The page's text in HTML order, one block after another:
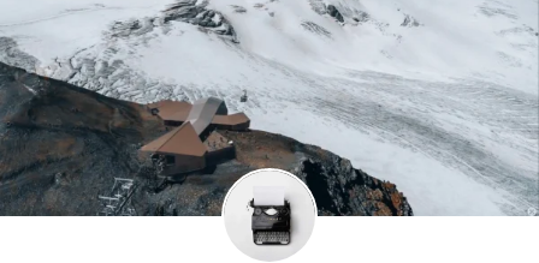
nécessite de la neige transformée. Dans le cadre du
Grand Bornand, ce cahier impose d’avoir trois types
de levier pour s’adapter aux conditions climatiques,
être un site historiquement et naturellement enneigé,
mettre en place en système de neige artificielle qui
soit suffisant et le stockage de neige. Des requis tout
sauf écologiques aujourd'hui.